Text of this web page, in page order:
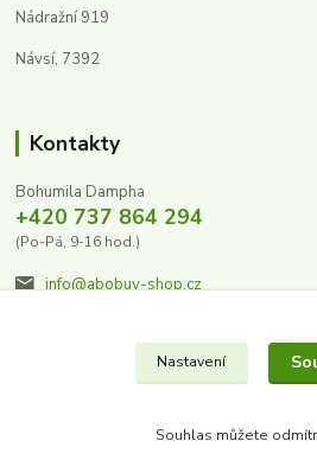
Nádražní 919
Návsí, 7392
Kontakty
Bohumila Dampha
+420 737 864 294
(Po-Pá, 9-16 hod.)
info@abobuv-shop.cz
Nastavení
Souhlas můžete